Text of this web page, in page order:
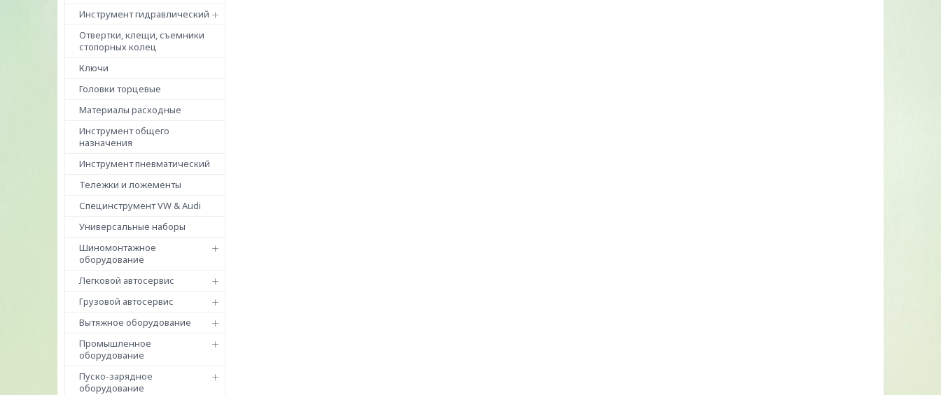
Инструмент гидравлический
Отвертки, клещи, съемники
стопорных колец
Ключи
Головки торцевые
Материалы расходные
Инструмент общего
назначения
Инструмент пневматический
Тележки и ложементы
Специнструмент VW & Audi
Универсальные наборы
Шиномонтажное
оборудование
Легковой автосервис
Грузовой автосервис
Вытяжное оборудование
Промышленное
оборудование
Пуско-зарядное
оборудование